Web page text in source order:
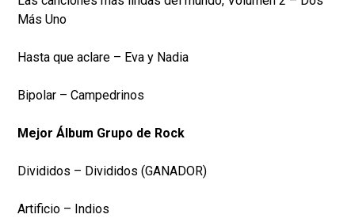
Más Uno
Hasta que aclare – Eva y Nadia
Bipolar – Campedrinos
Mejor Álbum Grupo de Rock
Divididos – Divididos (GANADOR)
Artificio – Indios